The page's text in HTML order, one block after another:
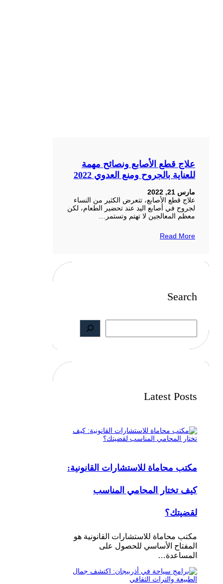
علاج قطع الأصابع ونصائح مهمة
للعناية بالجروح ومنع العدوي 2022
مارس 21, 2022
علاج قطع الأصابع، تتعرض الكثير من النساء
لجروح في أصابع اليد عند تحضير الطعام، لكن
معظم المعالجين لا تهتم وتستمر…
Read More
Search
S
a
r
Latest Posts
مكتب محاماة للاستشارات القانونية:
كيف تختار المحامي المناسب
لقضيتك؟
مكتب محاماة للاستشارات القانونية هو
المفتاح الأساسي للحصول على
المساعدة…